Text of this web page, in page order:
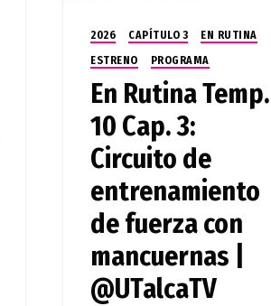
2026 CAPÍTULO 3
EN RUTINA
ESTRENO
PROGRAMA
En Rutina Temp.
10 Cap. 3:
Circuito de
entrenamiento
de fuerza con
mancuernas |
@UTalcaTV